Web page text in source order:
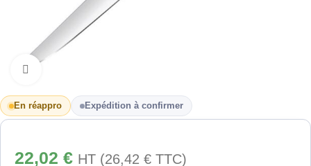
En réappro Expédition à confirmer
22,02 € HT (26,42 € TTC)